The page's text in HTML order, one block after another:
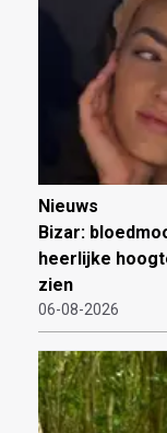
Nieuws
Bizar:
heerlijke
zien
06-08-2026